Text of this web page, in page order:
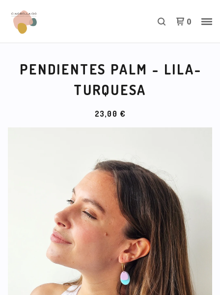
0
PENDIENTES PALM - LILA-
TURQUESA
23,00 €